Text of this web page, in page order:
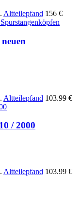
Altteilepfand 156 €
Altteilepfand 103.99 €
/ 2000
Altteilepfand 103.99 €